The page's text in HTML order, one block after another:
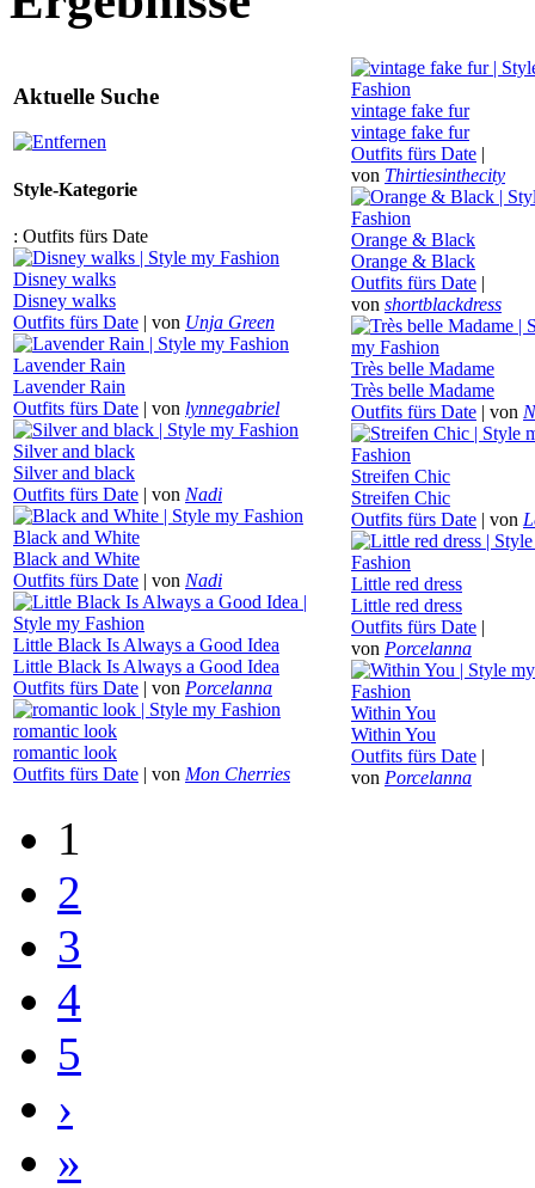
Aktuelle Suche
Style-Kategorie
: Outfits fürs Date
Disney walks
Disney walks
Outfits fürs Date | von Unja Green
Lavender Rain
Lavender Rain
Outfits fürs Date | von lynnegabriel
Silver and black
Silver and black
Outfits fürs Date | von Nadi
Black and White
Black and White
Outfits fürs Date | von Nadi
Little Black Is Always a Good Idea
Little Black Is Always a Good Idea
Outfits fürs Date | von Porcelanna
romantic look
romantic look
Outfits fürs Date | von Mon Cherries
vintage fake fur
vintage fake fur
Outfits fürs Date |
von Thirtiesinthecity
Orange & Black
Orange & Black
Outfits fürs Date |
von shortblackdress
Très belle Madame
Très belle Madame
Outfits fürs Date | von
Streifen Chic
Streifen Chic
Outfits fürs Date | von
Little red dress
Little red dress
Outfits fürs Date |
von Porcelanna
Within You
Within You
Outfits fürs Date |
von Porcelanna
1
2
3
4
5
›
»